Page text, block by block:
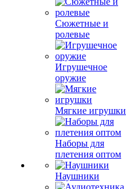
Сюжетные и
ролевые
Игрушечное
оружие
Мягкие игрушки
Наборы для
плетения оптом
Наушники